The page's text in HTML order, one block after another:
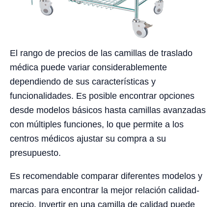
El rango de precios de las camillas de traslado
médica puede variar considerablemente
dependiendo de sus características y
funcionalidades. Es posible encontrar opciones
desde modelos básicos hasta camillas avanzadas
con múltiples funciones, lo que permite a los
centros médicos ajustar su compra a su
presupuesto.
Es recomendable comparar diferentes modelos y
marcas para encontrar la mejor relación calidad-
precio. Invertir en una camilla de calidad puede